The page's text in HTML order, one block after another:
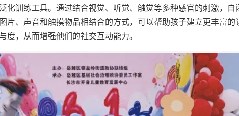
化训练工具。通过结合视觉、听觉、触觉等多种感官的刺激，自
片、声音和触摸物品相结合的方式，可以帮助孩子建立更丰富的
，从而增强他们的社交互动能力。